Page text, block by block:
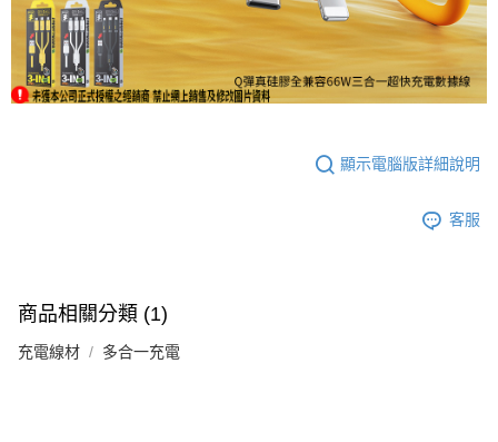
顯示電腦版詳細說明
客服
商品相關分類 (1)
充電線材 多合一充電